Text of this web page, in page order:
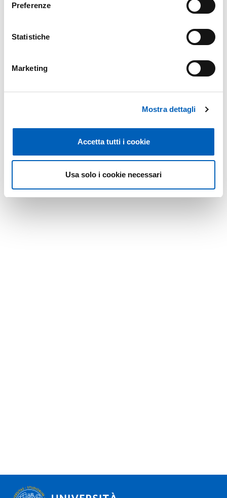
Preferenze
Statistiche
Marketing
Mostra dettagli
Accetta tutti i cookie
Usa solo i cookie necessari
Leaflet